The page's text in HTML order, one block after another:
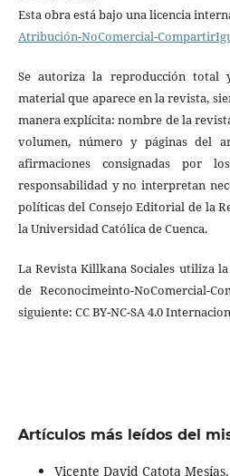
Esta obra está bajo una licencia
Atribución-NoComercial-
Se autoriza la reproducción
material que aparece en la revista,
manera explícita: nombre de la
volumen, número y páginas del
afirmaciones consignadas por
responsabilidad y no interpretan
políticas del Consejo Editorial de la
la Universidad Católica de Cuenca.
La Revista Killkana Sociales utiliza
de Reconocimeinto-NoComercial-
siguiente: CC BY-NC-SA 4.0
Artículos más leídos del
Vicente David Catota